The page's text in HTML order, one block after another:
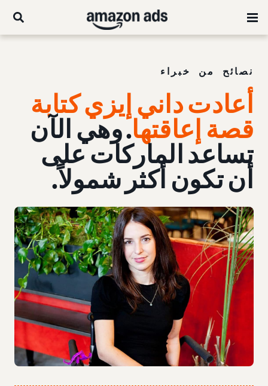
نصائح من خبراء
أعادت داني إيزي كتابة
قصة إعاقتها. وهي الآن
تساعد الماركات على
أن تكون أكثر شمولاً.